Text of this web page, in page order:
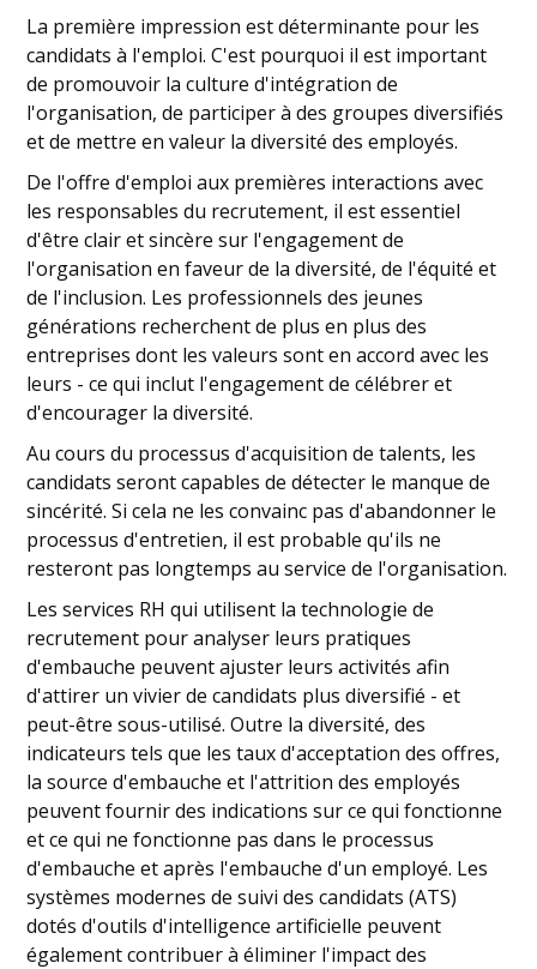
La première impression est déterminante pour les
candidats à l'emploi. C'est pourquoi il est important
de promouvoir la culture d'intégration de
l'organisation, de participer à des groupes diversifiés
et de mettre en valeur la diversité des employés.
De l'offre d'emploi aux premières interactions avec
les responsables du recrutement, il est essentiel
d'être clair et sincère sur l'engagement de
l'organisation en faveur de la diversité, de l'équité et
de l'inclusion. Les professionnels des jeunes
générations recherchent de plus en plus des
entreprises dont les valeurs sont en accord avec les
leurs - ce qui inclut l'engagement de célébrer et
d'encourager la diversité.
Au cours du processus d'acquisition de talents, les
candidats seront capables de détecter le manque de
sincérité. Si cela ne les convainc pas d'abandonner le
processus d'entretien, il est probable qu'ils ne
resteront pas longtemps au service de l'organisation.
Les services RH qui utilisent la technologie de
recrutement pour analyser leurs pratiques
d'embauche peuvent ajuster leurs activités afin
d'attirer un vivier de candidats plus diversifié - et
peut-être sous-utilisé. Outre la diversité, des
indicateurs tels que les taux d'acceptation des offres,
la source d'embauche et l'attrition des employés
peuvent fournir des indications sur ce qui fonctionne
et ce qui ne fonctionne pas dans le processus
d'embauche et après l'embauche d'un employé. Les
systèmes modernes de suivi des candidats (ATS)
dotés d'outils d'intelligence artificielle peuvent
également contribuer à éliminer l'impact des